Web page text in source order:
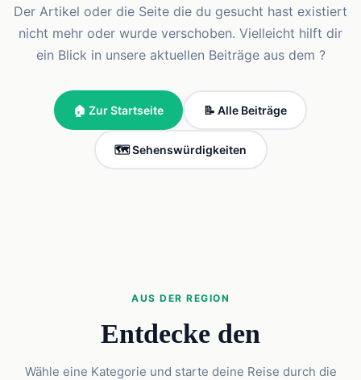
Der Artikel oder die Seite die du gesucht hast existiert
nicht mehr oder wurde verschoben. Vielleicht hilft dir
ein Blick in unsere aktuellen Beiträge aus dem ?
🏠 Zur Startseite 📝 Alle Beiträge
🗺️ Sehenswürdigkeiten
AUS DER REGION
Entdecke den
Wähle eine Kategorie und starte deine Reise durch die